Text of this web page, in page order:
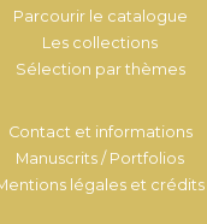
Parcourir le catalogue
Les collections
Sélection par thèmes
Contact et informations
Manuscrits / Portfolios
légales et crédits